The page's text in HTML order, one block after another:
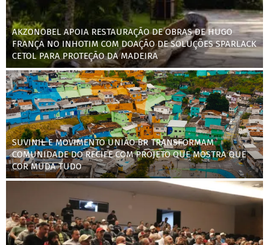
AKZONOBEL APOIA RESTAURAÇÃO DE OBRAS DE HUGO
FRANÇA NO INHOTIM COM DOAÇÃO DE SOLUÇÕES SPARLACK
CETOL PARA PROTEÇÃO DA MADEIRA
SUVINIL E MOVIMENTO UNIÃO BR TRANSFORMAM
COMUNIDADE DO RECIFE COM PROJETO QUE MOSTRA QUE
COR MUDA TUDO